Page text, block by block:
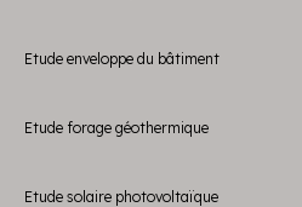
Etude enveloppe du bâtiment
Etude forage géothermique
Etude solaire photovoltaïque